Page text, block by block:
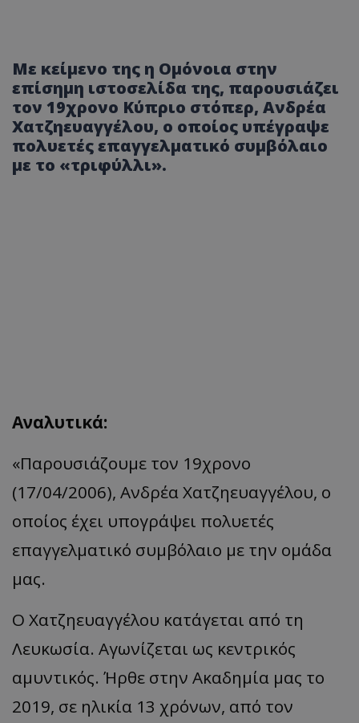
Με κείμενο της η Ομόνοια στην
επίσημη ιστοσελίδα της, παρουσιάζει
τον 19χρονο Κύπριο στόπερ, Ανδρέα
Χατζηευαγγέλου, ο οποίος υπέγραψε
πολυετές επαγγελματικό συμβόλαιο
με το «τριφύλλι».
Αναλυτικά:
«Παρουσιάζουμε τον 19χρονο
(17/04/2006), Ανδρέα Χατζηευαγγέλου, ο
οποίος έχει υπογράψει πολυετές
επαγγελματικό συμβόλαιο με την ομάδα
μας.
Ο Χατζηευαγγέλου κατάγεται από τη
Λευκωσία. Αγωνίζεται ως κεντρικός
αμυντικός. Ήρθε στην Ακαδημία μας το
2019, σε ηλικία 13 χρόνων, από τον